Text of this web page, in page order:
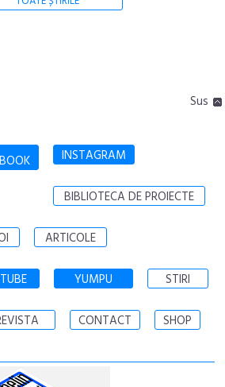
Sus
INSTAGRAM
BIBLIOTECA DE PROIECTE
ARTICOLE
YUMPU STIRI
CONTACT SHOP